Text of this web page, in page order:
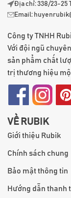
Địa chỉ: 338/23-25
Email:
Công ty TNHH
Với đội ngũ
sản phẩm chất
trị thương hiệu
VỀ RUBIK
Giới thiệu Rubik
Chính sách chung
Bảo mật thông tin
Hướng dẫn thanh